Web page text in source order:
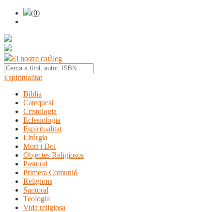
(0)
El nostre catàleg
Espiritualitat
Bíblia
Catequesi
Cristologia
Eclesiologia
Espiritualitat
Litúrgia
Mort i Dol
Objectes Religiosos
Pastoral
Primera Comunió
Religions
Santoral
Teologia
Vida religiosa